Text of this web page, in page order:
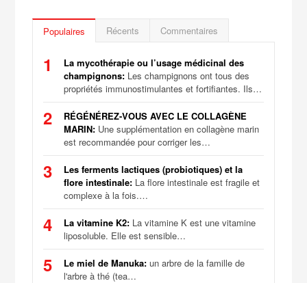
Populaires Récents Commentaires
1
La mycothérapie ou l’usage médicinal des
champignons: Les champignons ont tous des
propriétés immunostimulantes et fortifiantes. Ils…
2
RÉGÉNÉREZ-VOUS AVEC LE COLLAGÈNE
MARIN: Une supplémentation en collagène marin
est recommandée pour corriger les…
3
Les ferments lactiques (probiotiques) et la
flore intestinale: La flore intestinale est fragile et
complexe à la fois.…
4 La vitamine K2: La vitamine K est une vitamine
liposoluble. Elle est sensible…
5 Le miel de Manuka: un arbre de la famille de
l'arbre à thé (tea…